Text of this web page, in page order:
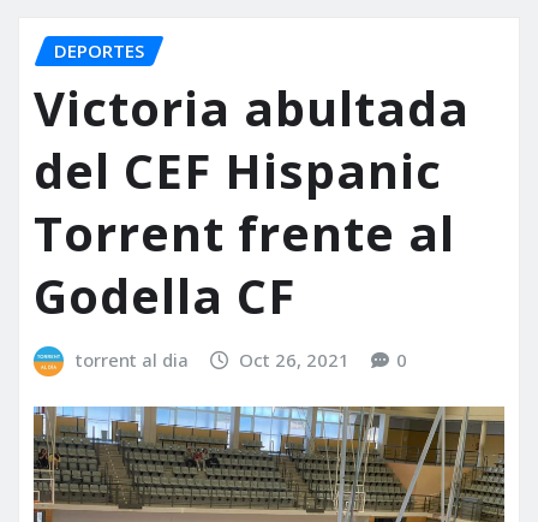
DEPORTES
Victoria abultada
del CEF Hispanic
Torrent frente al
Godella CF
torrent al dia Oct 26, 2021 0